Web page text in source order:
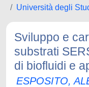
Università degli
Sviluppo e
substrati
di biofluidi e
ESPOSITO,